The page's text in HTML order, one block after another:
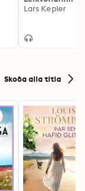
Lars Kepler
Skoða alla titla